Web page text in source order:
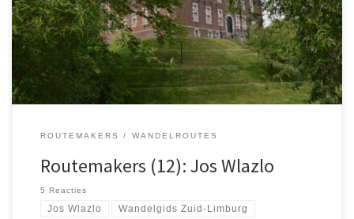
Jos Wlazlo uit Eijsden op pad om in zijn eigen omgeving
wandelroutes te beschrijven voor zijn website
wandelgidszuidlimburg.com. Nu […]
ROUTEMAKERS WANDELROUTES
Routemakers (12): Jos Wlazlo
5 Reacties
Jos Wlazlo Wandelgids Zuid-Limburg